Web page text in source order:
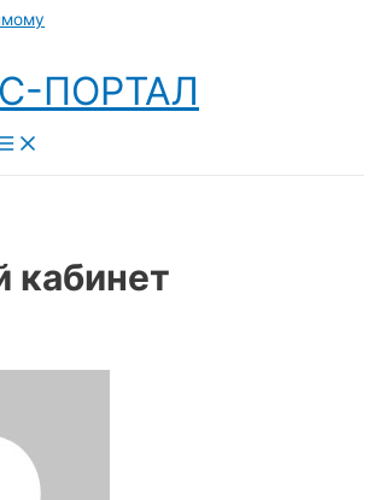
ПОРТАЛ
кабинет